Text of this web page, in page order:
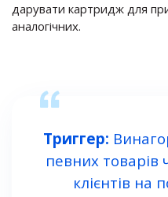
дарувати картридж для
аналогічних.
Триггер:
певних товарів
клієнтів на